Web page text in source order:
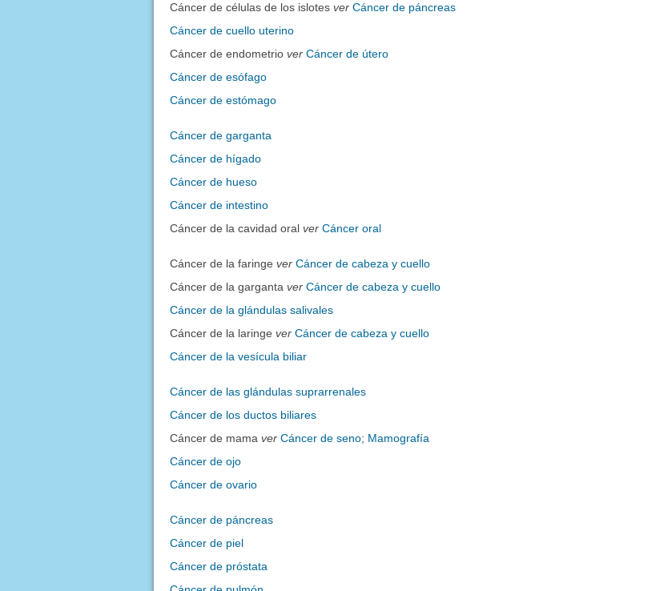
Cáncer de células de los islotes ver Cáncer de páncreas
Cáncer de cuello uterino
Cáncer de endometrio ver Cáncer de útero
Cáncer de esófago
Cáncer de estómago
Cáncer de garganta
Cáncer de hígado
Cáncer de hueso
Cáncer de intestino
Cáncer de la cavidad oral ver Cáncer oral
Cáncer de la faringe ver Cáncer de cabeza y cuello
Cáncer de la garganta ver Cáncer de cabeza y cuello
Cáncer de la glándulas salivales
Cáncer de la laringe ver Cáncer de cabeza y cuello
Cáncer de la vesícula biliar
Cáncer de las glándulas suprarrenales
Cáncer de los ductos biliares
Cáncer de mama ver Cáncer de seno; Mamografía
Cáncer de ojo
Cáncer de ovario
Cáncer de páncreas
Cáncer de piel
Cáncer de próstata